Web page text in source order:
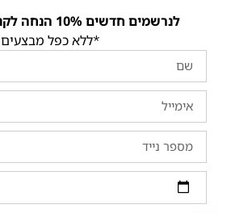
לנרשמים חדשים 10% הנחה לקנייה הראשונה!
*ללא כפל מבצעים